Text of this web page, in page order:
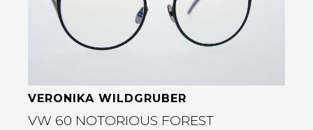
VERONIKA WILDGRUBER
VW 60 NOTORIOUS FOREST